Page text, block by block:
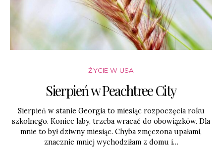
ŻYCIE W USA
Sierpień w Peachtree City
Sierpień w stanie Georgia to miesiąc rozpoczęcia roku
szkolnego. Koniec laby, trzeba wracać do obowiązków. Dla
mnie to był dziwny miesiąc. Chyba zmęczona upałami,
znacznie mniej wychodziłam z domu i…